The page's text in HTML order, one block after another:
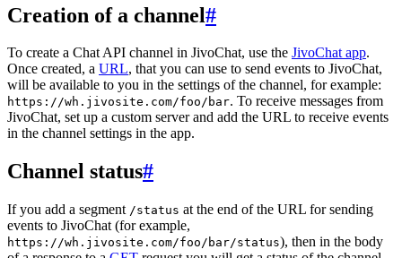
Creation of a channel#
To create a Chat API channel in JivoChat, use the JivoChat app.
Once created, a URL, that you can use to send events to JivoChat,
will be available to you in the settings of the channel, for example:
https://wh.jivosite.com/foo/bar. To receive messages from
JivoChat, set up a custom server and add the URL to receive events
in the channel settings in the app.
Channel status#
If you add a segment /status at the end of the URL for sending
events to JivoChat (for example,
https://wh.jivosite.com/foo/bar/status), then in the body